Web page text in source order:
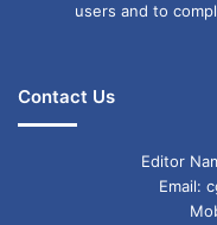
users and to
Contact Us
Editor
Email: